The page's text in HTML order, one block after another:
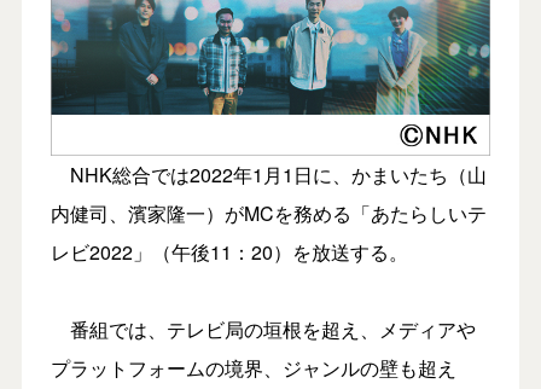
NHK総合では2022年1月1日に、かまいたち（山
内健司、濱家隆一）がMCを務める「あたらしいテ
レビ2022」（午後11：20）を放送する。
番組では、テレビ局の垣根を超え、メディアや
プラットフォームの境界、ジャンルの壁も超え